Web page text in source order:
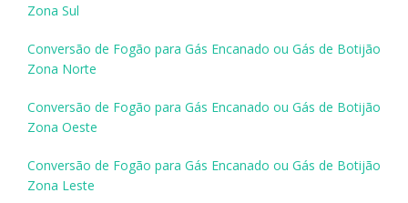
Zona Sul
Conversão de Fogão para Gás Encanado ou Gás de Botijão
Zona Norte
Conversão de Fogão para Gás Encanado ou Gás de Botijão
Zona Oeste
Conversão de Fogão para Gás Encanado ou Gás de Botijão
Zona Leste